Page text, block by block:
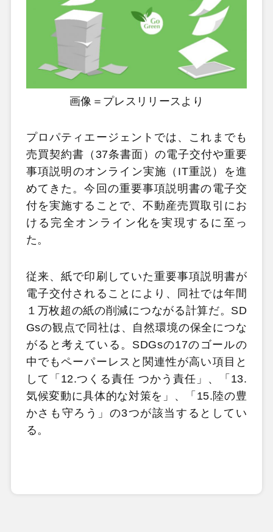
画像＝プレスリリースより
プロパティエージェントでは、これまでも
売買契約書（37条書面）の電子交付や重要
事項説明のオンライン実施（IT重説）を進
めてきた。今回の重要事項説明書の電子交
付を実施することで、不動産売買取引にお
ける完全オンライン化を実現するに至っ
た。
従来、紙で印刷していた重要事項説明書が
電子交付されることにより、同社では年間
１万枚超の紙の削減につながる計算だ。SD
Gsの観点で同社は、自然環境の保全につな
がると考えている。SDGsの17のゴールの
中でもペーパーレスと関連性が高い項目と
して「12.つくる責任 つかう責任」、「13.
気候変動に具体的な対策を」、「15.陸の豊
かさも守ろう」の3つが該当するとしてい
る。